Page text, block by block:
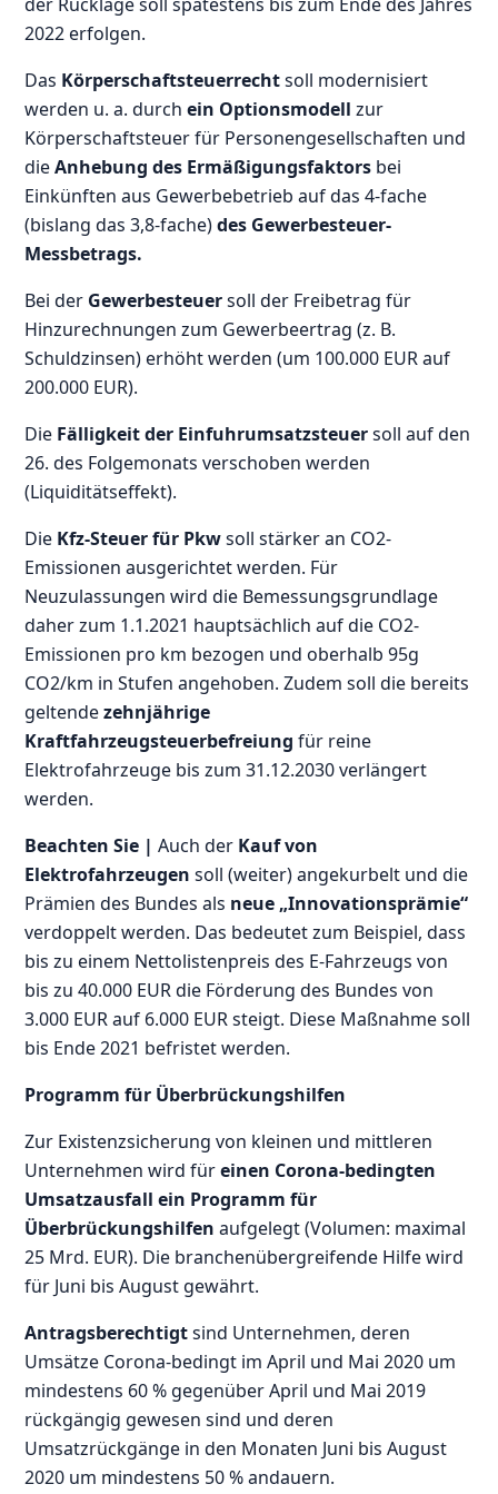
2022 erfolgen.
Das Körperschaftsteuerrechtsoll modernisiert
werden u. a. durchein Optionsmodellzur
Körperschaftsteuer für Personengesellschaften und
dieAnhebung des Ermäßigungsfaktors bei
Einkünften aus Gewerbebetrieb auf das 4-fache
(bislang das 3,8-fache)des Gewerbesteuer-
Messbetrags.
Bei der Gewerbesteuersoll der Freibetrag für
Hinzurechnungen zum Gewerbeertrag (z. B.
Schuldzinsen) erhöht werden (um 100.000 EUR auf
200.000 EUR).
Die Fälligkeit der Einfuhrumsatzsteuersoll auf den
26. des Folgemonats verschoben werden
(Liquiditätseffekt).
Die Kfz-Steuer für Pkwsoll stärker an CO2-
Emissionen ausgerichtet werden. Für
Neuzulassungen wird die Bemessungsgrundlage
daher zum 1.1.2021 hauptsächlich auf die CO2-
Emissionen pro km bezogen und oberhalb 95g
CO2/km in Stufen angehoben. Zudem soll die bereits
geltendezehnjährige
Kraftfahrzeugsteuerbefreiung für reine
Elektrofahrzeuge bis zum 31.12.2030 verlängert
werden.
Beachten Sie |Auch der Kauf von
Elektrofahrzeugen soll (weiter) angekurbelt und die
Prämien des Bundes als neue „Innovationsprämie“
verdoppelt werden. Das bedeutet zum Beispiel, dass
bis zu einem Nettolistenpreis des E-Fahrzeugs von
bis zu 40.000 EUR die Förderung des Bundes von
3.000 EUR auf 6.000 EUR steigt. Diese Maßnahme soll
bis Ende 2021 befristet werden.
Programm für Überbrückungshilfen
Zur Existenzsicherung von kleinen und mittleren
Unternehmen wird füreinen Corona-bedingten
Umsatzausfall ein Programm für
Überbrückungshilfen aufgelegt (Volumen: maximal
25 Mrd. EUR). Die branchenübergreifende Hilfe wird
für Juni bis August gewährt.
Antragsberechtigtsind Unternehmen, deren
Umsätze Corona-bedingt im April und Mai 2020 um
mindestens 60 % gegenüber April und Mai 2019
rückgängig gewesen sind und deren
Umsatzrückgänge in den Monaten Juni bis August
2020 um mindestens 50 % andauern.